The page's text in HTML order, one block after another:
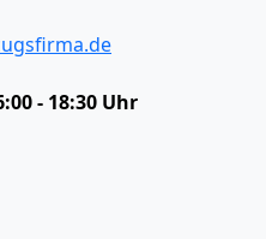
- 18:30 Uhr